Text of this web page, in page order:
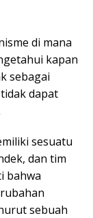
di mana
kapan
sebagai
dapat
sesuatu
dan tim
bahwa
sebuah